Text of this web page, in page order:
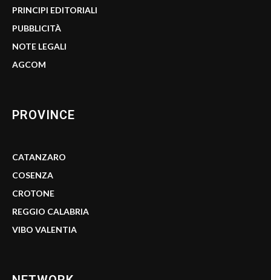
PRINCIPI EDITORIALI
PUBBLICITÀ
NOTE LEGALI
AGCOM
PROVINCE
CATANZARO
COSENZA
CROTONE
REGGIO CALABRIA
VIBO VALENTIA